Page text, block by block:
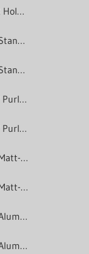
Trapezprofil T18 DR Holzoptik
Trapezprofil T20 M Standardpolyester 25 µm
Trapezprofil T20 M Standardpolyester 25 µm
Trapezprofil T20 M* Purlak/Purmat 50 µm
Trapezprofil T20 M* Purlak/Purmat 50 µm
Trapezprofil T20 M Matt-Grobkörnig 35 µm
Trapezprofil T20 M Matt-Grobkörnig 35 µm
Trapezprofil T20 M Aluminium
Trapezprofil T20 M Aluminium